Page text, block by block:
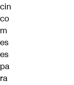
cin
co
m
es
es
pa
ra